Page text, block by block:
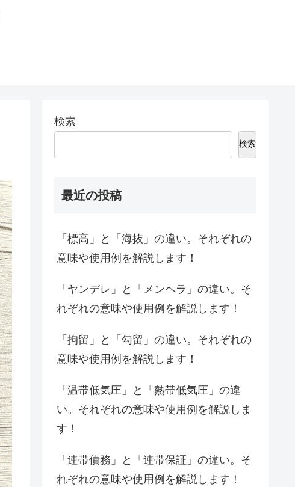
検索
検索
最近の投稿
「標高」と「海抜」の違い。それぞれの
意味や使用例を解説します！
「ヤンデレ」と「メンヘラ」の違い。そ
れぞれの意味や使用例を解説します！
「拘留」と「勾留」の違い。それぞれの
意味や使用例を解説します！
「温帯低気圧」と「熱帯低気圧」の違
い。それぞれの意味や使用例を解説しま
す！
「連帯債務」と「連帯保証」の違い。そ
れぞれの意味や使用例を解説します！